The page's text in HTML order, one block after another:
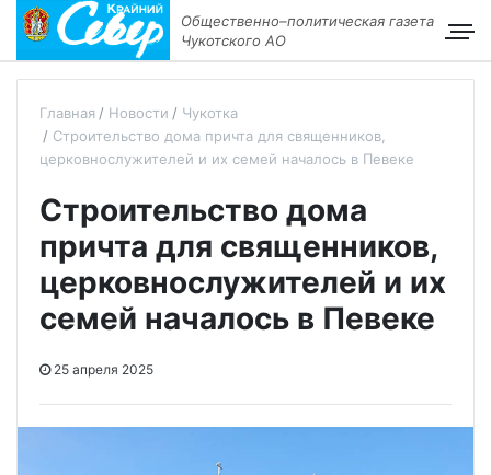
Общественно–политическая газета
Чукотского АО
Главная Новости
Чукотка
Строительство дома причта для священников,
церковнослужителей и их семей началось в Певеке
Строительство дома
причта для священников,
церковнослужителей и их
семей началось в Певеке
25 апреля 2025